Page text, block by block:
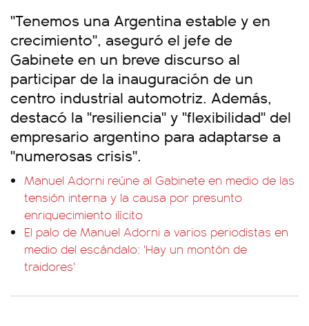
"Tenemos una Argentina estable y en
crecimiento", aseguró el jefe de
Gabinete en un breve discurso al
participar de la inauguración de un
centro industrial automotriz. Además,
destacó la "resiliencia" y "flexibilidad" del
empresario argentino para adaptarse a
"numerosas crisis".
Manuel Adorni reúne al Gabinete en medio de las
tensión interna y la causa por presunto
enriquecimiento ilícito
El palo de Manuel Adorni a varios periodistas en
medio del escándalo: 'Hay un montón de
traidores'